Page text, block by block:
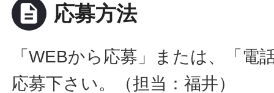
description 応募方法
「WEBから応募」または、「電
応募下さい。（担当：福井）